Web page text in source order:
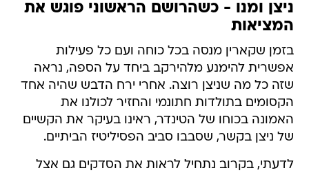
ניצן ומנו - כשהרושם הראשוני פוגש את
המציאות
בזמן שקארין מנסה בכל כוחה ועם כל פעילות
אפשרית להימנע מלהירקב ביחד על הספה, נראה
שזה כל מה שניצן רוצה. אחרי ירח הדבש שהיה אחד
הקסומים בתולדות חתונמי והחזיר לכולנו את
האמונה בכוחו של הטינדר, ראינו בעיקר את הקשיים
של ניצן בקשר, שסבבו סביב הפסיליטיז הביתיים.
לדעתי, בקרוב נתחיל לראות את הסדקים גם אצל